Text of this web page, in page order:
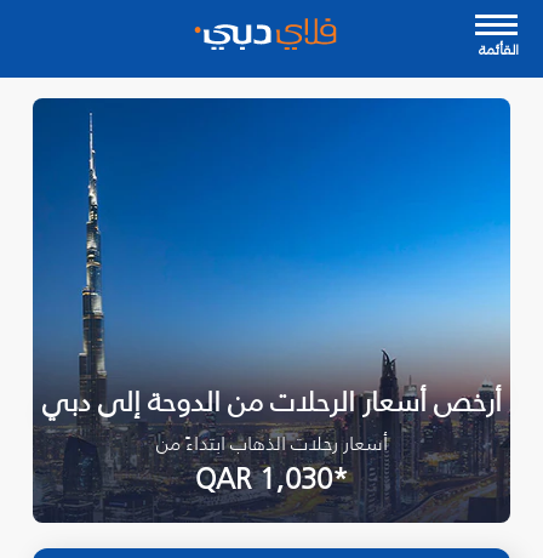
القأئمة
أرخص أسعار الرحلات من الدوحة إلى دبي
أسعار رحلات الذهاب ابتداءً من
*QAR 1,030